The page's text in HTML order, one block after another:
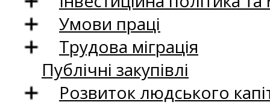
Умови праці
Трудова міграція
Публічні закупівлі
Розвиток людського